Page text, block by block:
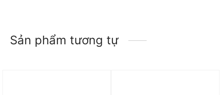
Sản phẩm tương tự